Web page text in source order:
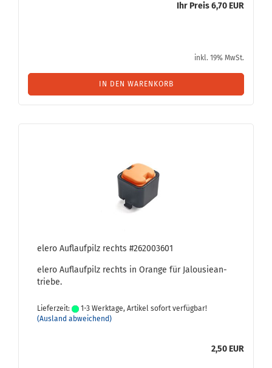
Ihr Preis 6,70 EUR
inkl. 19% MwSt.
IN DEN WARENKORB
elero Auf­lauf­pilz rechts #262003601
elero Auf­lauf­pilz rechts in Oran­ge für Ja­lou­sie­an­
trie­be.
Lieferzeit:
1-3 Werktage, Artikel sofort verfügbar!
(Ausland abweichend)
2,50 EUR